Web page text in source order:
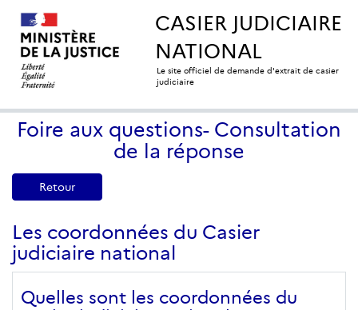
CASIER JUDICIAIRE
NATIONAL
Le site officiel de demande d'extrait de casier
judiciaire
Foire aux questions- Consultation
de la réponse
Retour
Les coordonnées du Casier
judiciaire national
Quelles sont les coordonnées du